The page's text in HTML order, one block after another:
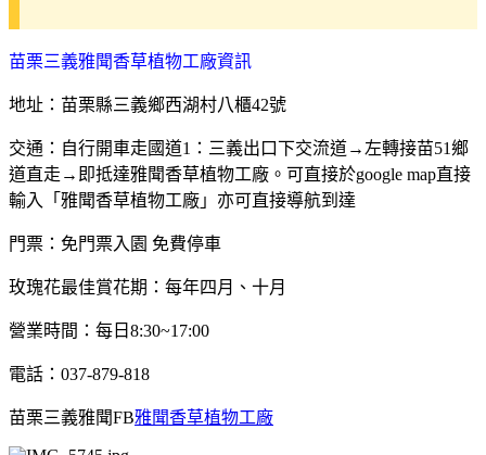
苗栗三義雅聞香草植物工廠資訊
地址：苗栗縣三義鄉西湖村八櫃42號
交通：自行開車走國道1：三義出口下交流道→左轉接苗51鄉
道直走→即抵達雅聞香草植物工廠。可直接於google map直接
輸入「雅聞香草植物工廠」亦可直接導航到達
門票：免門票入園 免費停車
玫瑰花最佳賞花期：每年四月、十月
營業時間：每日8:30~17:00
電話：037-879-818
苗栗三義雅聞FB雅聞香草植物工廠